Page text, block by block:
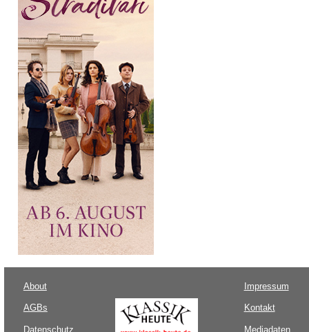
About
AGBs
Datenschutz
Impressum
Kontakt
Mediadaten